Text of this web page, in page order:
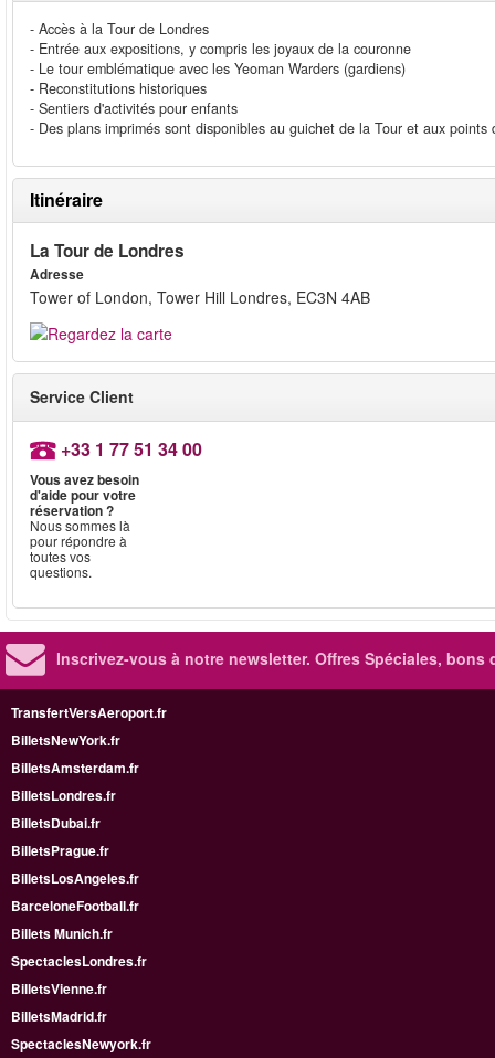
- Accès à la Tour de Londres
- Entrée aux expositions, y compris les joyaux de la couronne
- Le tour emblématique avec les Yeoman Warders (gardiens)
- Reconstitutions historiques
- Sentiers d'activités pour enfants
- Des plans imprimés sont disponibles au guichet de la Tour et aux points
Itinéraire
La Tour de Londres
Adresse
Tower of London, Tower Hill Londres, EC3N 4AB
Service Client
+33 1 77 51 34 00
Vous avez besoin
d'aide pour votre
réservation ?
Nous sommes là
pour répondre à
toutes vos
questions.
Inscrivez-vous à notre newsletter. Offres Spéciales, bons
TransfertVersAeroport.fr
BilletsNewYork.fr
BilletsAmsterdam.fr
BilletsLondres.fr
BilletsDubai.fr
BilletsPrague.fr
BilletsLosAngeles.fr
BarceloneFootball.fr
Billets Munich.fr
SpectaclesLondres.fr
BilletsVienne.fr
BilletsMadrid.fr
SpectaclesNewyork.fr